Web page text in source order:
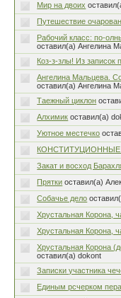
Мир на двоих
Путешествие
Рабочий класс: по-
оставил(а) Ангелина
Коз-з-злы! Из записок
Ангелина Мальцева.
оставил(а) Ангелина
Таежный циклон
Алхимик оставил(а)
Уютное местечко
Закат и восход
Прятки оставил(а)
Собачье дело
Хрустальная Корона,
Хрустальная Корона,
Хрустальная Корона
оставил(а) dokont
Записки участника
Единым рсчерком пера